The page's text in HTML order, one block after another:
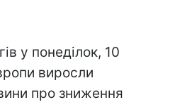
у понеділок, 10
виросли
про зниження